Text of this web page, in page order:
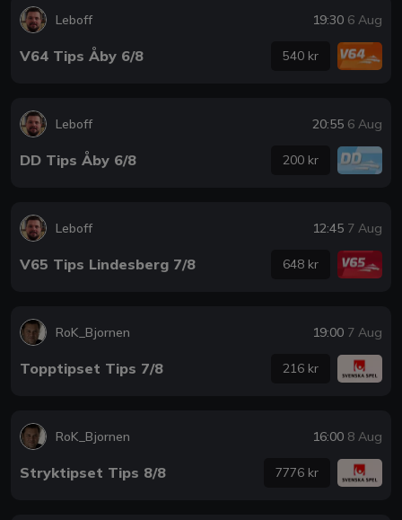
Leboff 19:30 6 Aug
V64 Tips Åby 6/8 540 kr
Leboff 20:55 6 Aug
DD Tips Åby 6/8 200 kr
Leboff 12:45 7 Aug
V65 Tips Lindesberg 7/8 648 kr
RoK_Bjornen 19:00 7 Aug
Topptipset Tips 7/8 216 kr
RoK_Bjornen 16:00 8 Aug
Stryktipset Tips 8/8 7776 kr